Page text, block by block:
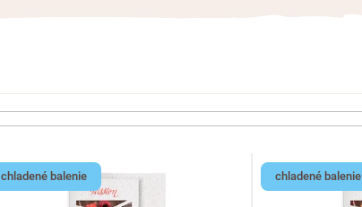
chladené balenie chladené balenie